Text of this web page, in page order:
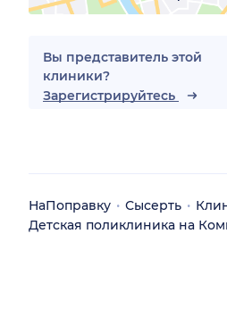
Вы представитель этой
клиники?
Зарегистрируйтесь
НаПоправку Сысерть
Детская поликлиника на